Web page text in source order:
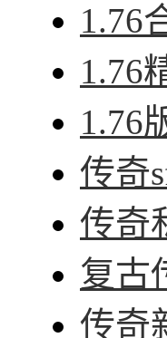
1.76
1.76
1.76
传奇
传奇
复古
传奇